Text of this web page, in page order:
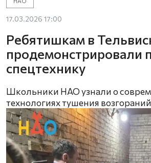
17.03.2026 17:00
Ребятишкам в
продемонстрировали
спецтехнику
Школьники НАО узнали о
технологиях тушения